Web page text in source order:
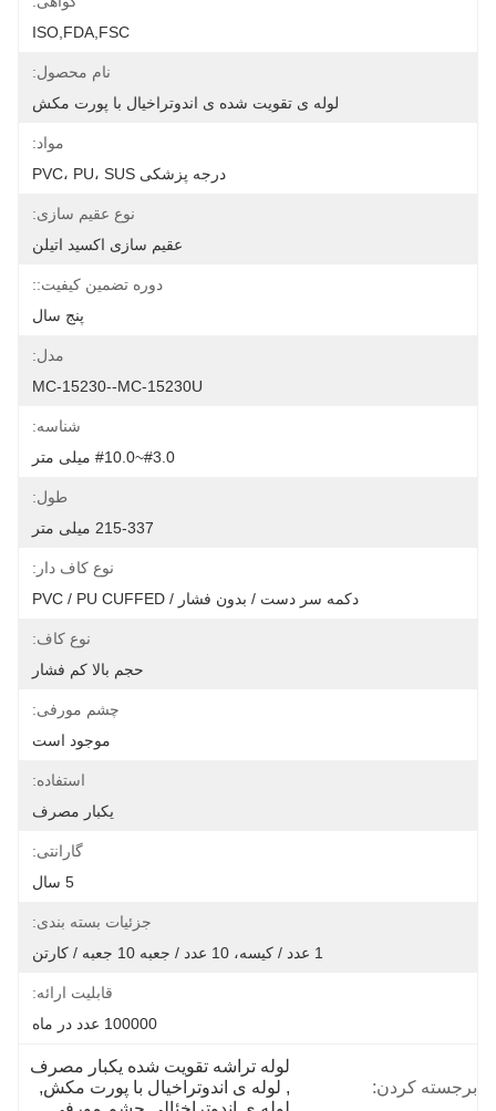
ISO,FDA,FSC
نام محصول:
لوله ی تقویت شده ی اندوتراخیال با پورت مکش
مواد:
درجه پزشکی PVC، PU، SUS
نوع عقیم سازی:
عقیم سازی اکسید اتیلن
دوره تضمین کیفیت::
پنج سال
مدل:
MC-15230--MC-15230U
شناسه:
#3.0~#10.0 میلی متر
طول:
215-337 میلی متر
نوع کاف دار:
دکمه سر دست / بدون فشار / PVC / PU CUFFED
نوع کاف:
حجم بالا کم فشار
چشم مورفی:
موجود است
استفاده:
یکبار مصرف
گارانتی:
5 سال
جزئیات بسته بندی:
قابلیت ارائه:
100000 عدد در ماه
برجسته کردن:
لوله تراشه تقویت شده یکبار مصرف
, لوله ی اندوتراخیال با پورت مکش ,